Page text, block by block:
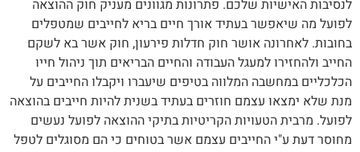
לנסיבות האישיות שלכם. פתרונות מגוונים מעניק חוק ההוצאה
לפועל מה שיאפשר בעתיד אורך חיים בריא לחייבים שמטפלים
בחובות. לאחרונה אושר חוק חדלות פירעון, חוק אשר בא לשקם
החייב ולהחזירו למעגל העבודה והחיים הבריאים תוך ניהול חייו
הכלכליים במחשבה המלווה בטיפים שיעברו ויקבלו החייבים על
מנת שלא ימצאו עצמם חוזרים בעתיד בשנית להיות חייבים בהוצאה
לפועל. מרבית הטעויות הקריטיות בתיקי ההוצאה לפועל נעשים
מחוסר דעת ע"י החייבים עצמם אשר בטוחים כי הם מסוגלים לטפל